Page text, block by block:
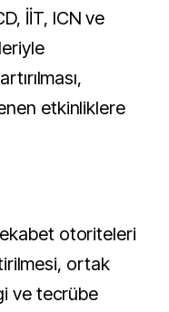
İİT, ICN ve
etkinliklere
otoriteleri
ortak
ve tecrübe